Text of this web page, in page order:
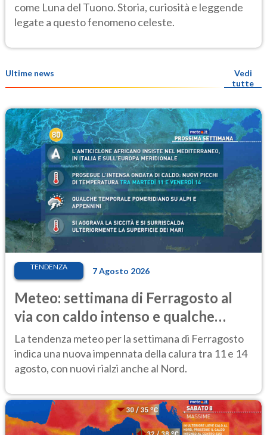
come Luna del Tuono. Storia, curiosità e leggende
legate a questo fenomeno celeste.
Ultime news
Vedi
tutte
TENDENZA 7 Agosto 2026
Meteo: settimana di Ferragosto al
via con caldo intenso e qualche
temporale
La tendenza meteo per la settimana di Ferragosto
indica una nuova impennata della calura tra 11 e 14
agosto, con nuovi rialzi anche al Nord.